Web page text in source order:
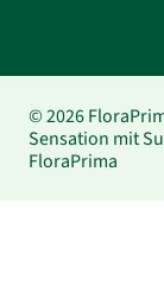
© 2026
Sensation mit
FloraPrima